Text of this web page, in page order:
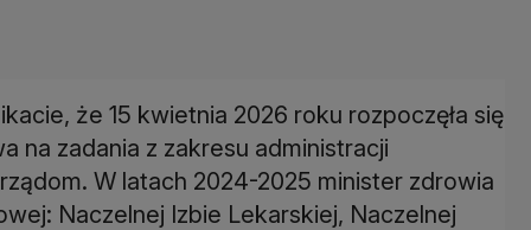
że 15 kwietnia 2026 roku rozpoczęła się
na zadania z zakresu administracji
W latach 2024-2025 minister zdrowia
Naczelnej Izbie Lekarskiej, Naczelnej